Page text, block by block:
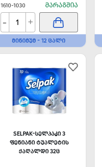
1610-1030 ᲛᲐᲠᲐᲒᲨᲘᲐ
- +
ᲛᲘᲜᲘᲛᲣᲛ - 12 ᲪᲐᲚᲘ
SELPAK-ᲡᲔᲚᲞᲐᲙᲘ 3
ᲤᲔᲜᲘᲐᲜᲘ ᲢᲣᲐᲚᲔᲢᲘᲡ
ᲥᲐᲦᲐᲚᲓᲘ 32Ც